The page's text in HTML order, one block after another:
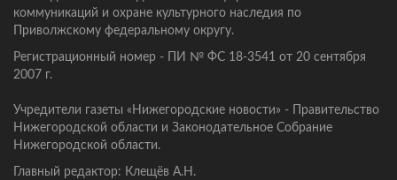
коммуникаций и охране культурного наследия по
Приволжскому федеральному округу.
Регистрационный номер - ПИ № ФС 18-3541 от 20 сентября
2007 г.
Учредители газеты «Нижегородские новости» - Правительство
Нижегородской области и Законодательное Собрание
Нижегородской области.
Главный редактор: Клещёв А.Н.